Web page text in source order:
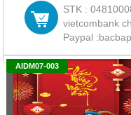
STK :
vietcombank
Paypal
AIDM07-003